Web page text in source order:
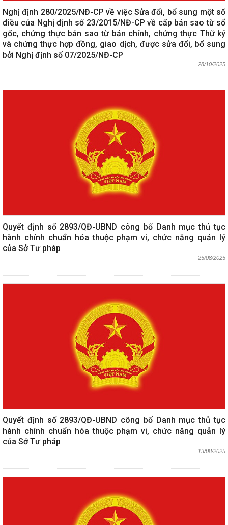
Nghị định 280/2025/NĐ-CP về việc Sửa đổi, bổ sung một số
điều của Nghị định số 23/2015/NĐ-CP về cấp bản sao từ sổ
gốc, chứng thực bản sao từ bản chính, chứng thực Thữ ký
và chứng thực hợp đồng, giao dịch, được sửa đổi, bổ sung
bởi Nghị định số 07/2025/NĐ-СP
28/10/2025
Quyết định số 2893/QĐ-UBND công bố Danh mục thủ tục
hành chính chuẩn hóa thuộc phạm vi, chức năng quản lý
của Sở Tư pháp
25/08/2025
Quyết định số 2893/QĐ-UBND công bố Danh mục thủ tục
hành chính chuẩn hóa thuộc phạm vi, chức năng quản lý
của Sở Tư pháp
13/08/2025